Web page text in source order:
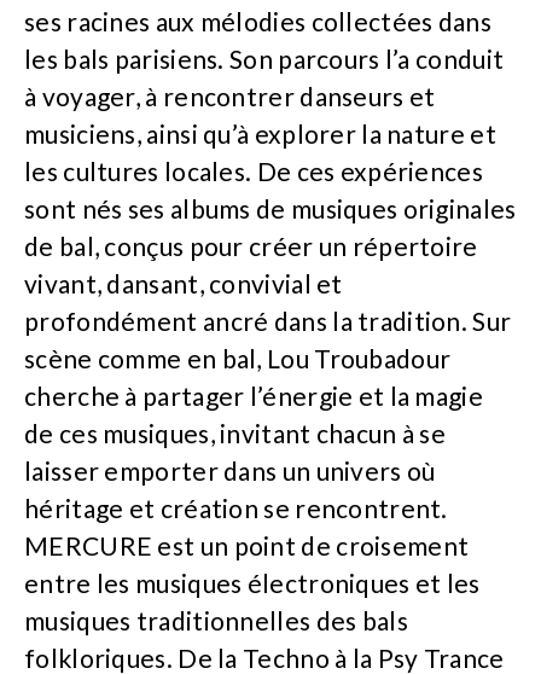
ses racines aux mélodies collectées dans
les bals parisiens. Son parcours l’a conduit
à voyager, à rencontrer danseurs et
musiciens, ainsi qu’à explorer la nature et
les cultures locales. De ces expériences
sont nés ses albums de musiques originales
de bal, conçus pour créer un répertoire
vivant, dansant, convivial et
profondément ancré dans la tradition. Sur
scène comme en bal, Lou Troubadour
cherche à partager l’énergie et la magie
de ces musiques, invitant chacun à se
laisser emporter dans un univers où
héritage et création se rencontrent.
MERCURE est un point de croisement
entre les musiques électroniques et les
musiques traditionnelles des bals
folkloriques. De la Techno à la Psy Trance